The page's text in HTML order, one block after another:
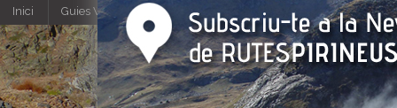
Inici Guies Web i PDF gratuïtes Excursions i activitats